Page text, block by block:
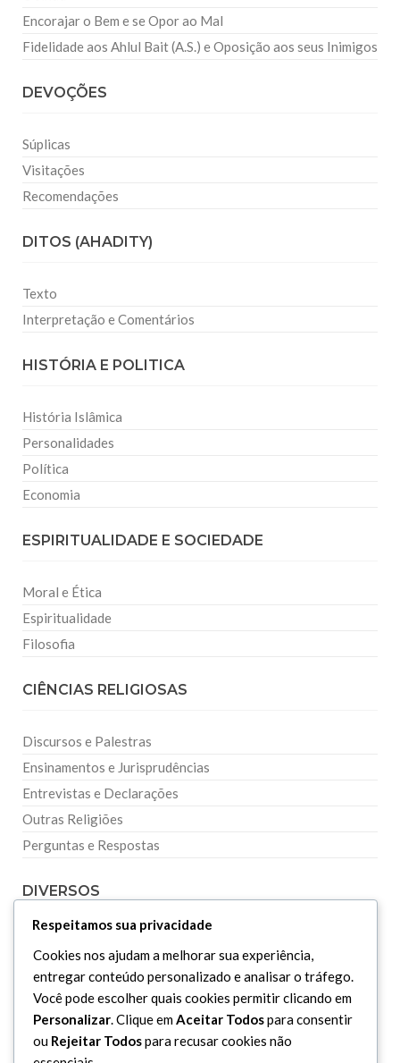
Encorajar o Bem e se Opor ao Mal
Fidelidade aos Ahlul Bait (A.S.) e Oposição aos seus Inimigos
DEVOÇÕES
Súplicas
Visitações
Recomendações
DITOS (AHADITY)
Texto
Interpretação e Comentários
HISTÓRIA E POLITICA
História Islâmica
Personalidades
Política
Economia
ESPIRITUALIDADE E SOCIEDADE
Moral e Ética
Espiritualidade
Filosofia
CIÊNCIAS RELIGIOSAS
Discursos e Palestras
Ensinamentos e Jurisprudências
Entrevistas e Declarações
Outras Religiões
Perguntas e Respostas
DIVERSOS
Dicionário Islâmico
Downloads
Respeitamos sua privacidade
Cookies nos ajudam a melhorar sua experiência,
entregar conteúdo personalizado e analisar o tráfego.
Você pode escolher quais cookies permitir clicando em
Personalizar. Clique emAceitar Todospara consentir
ou Rejeitar Todospara recusar cookies não